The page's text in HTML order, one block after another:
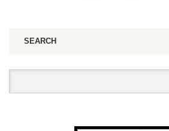
SEARCH